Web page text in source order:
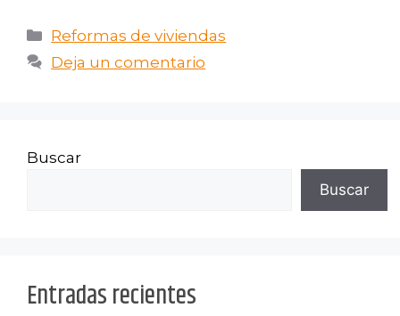
Reformas de viviendas
Deja un comentario
Buscar
Buscar
Entradas recientes